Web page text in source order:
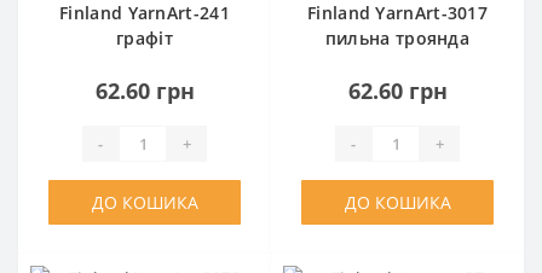
Finland YarnArt-241
графіт
62.60 грн
- +
ДО КОШИКА
Finland YarnArt-3017
пильна троянда
62.60 грн
- +
ДО КОШИКА